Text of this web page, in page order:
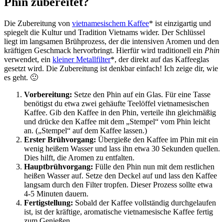
Die Zubereitung von vietnamesischem Kaffee* ist einzigartig und
spiegelt die Kultur und Tradition Vietnams wider. Der Schlüssel
liegt im langsamen Brühprozess, der die intensiven Aromen und den
kräftigen Geschmack hervorbringt. Hierfür wird traditionell ein Phin
verwendet, ein kleiner Metallfilter*, der direkt auf das Kaffeeglas
gesetzt wird. Die Zubereitung ist denkbar einfach! Ich zeige dir, wie
es geht. 🙂
Vorbereitung: Setze den Phin auf ein Glas. Für eine Tasse
benötigst du etwa zwei gehäufte Teelöffel vietnamesischen
Kaffee. Gib den Kaffee in den Phin, verteile ihn gleichmäßig
und drücke den Kaffee mit dem „Stempel“ vom Phin leicht
an. („Stempel“ auf dem Kaffee lassen.)
Erster Brühvorgang: Übergieße den Kaffee im Phin mit ein
wenig heißem Wasser und lass ihn etwa 30 Sekunden quellen.
Dies hilft, die Aromen zu entfalten.
Hauptbrühvorgang: Fülle den Phin nun mit dem restlichen
heißen Wasser auf. Setze den Deckel auf und lass den Kaffee
langsam durch den Filter tropfen. Dieser Prozess sollte etwa
4-5 Minuten dauern.
Fertigstellung: Sobald der Kaffee vollständig durchgelaufen
ist, ist der kräftige, aromatische vietnamesische Kaffee fertig